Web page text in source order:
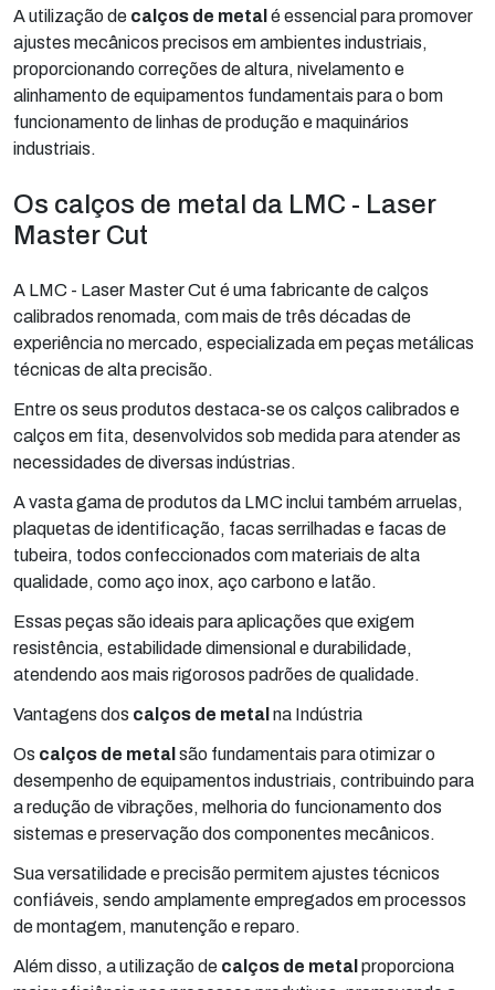
A utilização de calços de metal é essencial para promover
ajustes mecânicos precisos em ambientes industriais,
proporcionando correções de altura, nivelamento e
alinhamento de equipamentos fundamentais para o bom
funcionamento de linhas de produção e maquinários
industriais.
Os calços de metal da LMC - Laser
Master Cut
A LMC - Laser Master Cut é uma fabricante de calços
calibrados renomada, com mais de três décadas de
experiência no mercado, especializada em peças metálicas
técnicas de alta precisão.
Entre os seus produtos destaca-se os calços calibrados e
calços em fita, desenvolvidos sob medida para atender as
necessidades de diversas indústrias.
A vasta gama de produtos da LMC inclui também arruelas,
plaquetas de identificação, facas serrilhadas e facas de
tubeira, todos confeccionados com materiais de alta
qualidade, como aço inox, aço carbono e latão.
Essas peças são ideais para aplicações que exigem
resistência, estabilidade dimensional e durabilidade,
atendendo aos mais rigorosos padrões de qualidade.
Vantagens dos calços de metal na Indústria
Os calços de metal são fundamentais para otimizar o
desempenho de equipamentos industriais, contribuindo para
a redução de vibrações, melhoria do funcionamento dos
sistemas e preservação dos componentes mecânicos.
Sua versatilidade e precisão permitem ajustes técnicos
confiáveis, sendo amplamente empregados em processos
de montagem, manutenção e reparo.
Além disso, a utilização de calços de metal proporciona